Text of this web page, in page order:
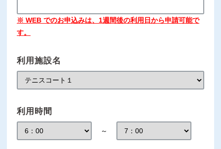
※ WEB でのお申込みは、1週間後の利用日から申請可能で
す。
利用施設名
利用時間
～